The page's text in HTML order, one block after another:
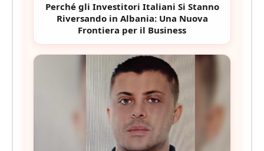
Perché gli Investitori Italiani Si Stanno
Riversando in Albania: Una Nuova
Frontiera per il Business